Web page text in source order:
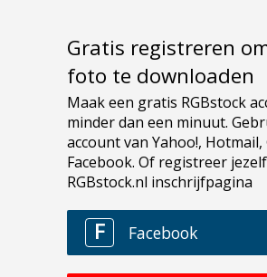
Gratis registreren
foto te downloaden